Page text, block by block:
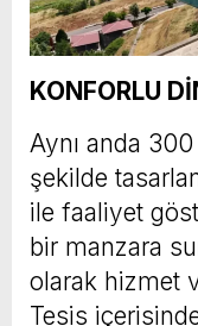
KONFORLU
Aynı anda
şekilde
ile faaliyet
bir manzara
olarak hizmet
Tesis